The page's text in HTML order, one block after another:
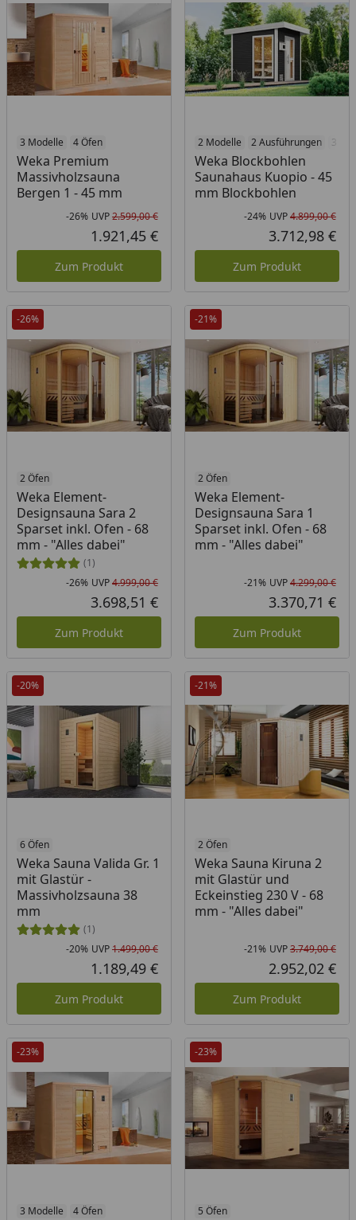
3 Modelle 4 Öfen
Weka Premium
Massivholzsauna
Bergen 1 - 45 mm
Rabatt in Prozent
-26%
Ursprünglicher Preis
UVP2.599,00 €
Aktueller Preis
1.921,45 €
Zum Produkt
2 Modelle 2 Ausführungen 3
Weka Blockbohlen
Saunahaus Kuopio - 45
mm Blockbohlen
-24% UVP4.899,00 €
3.712,98 €
Zum Produkt
-26%
2 Öfen
Weka Element-
Designsauna Sara 2
Sparset inkl. Ofen - 68
mm - "Alles dabei"
(1)
Rabatt in Prozent
-26%
Ursprünglicher Preis
UVP4.999,00 €
Aktueller Preis
3.698,51 €
Zum Produkt
-21%
2 Öfen
Weka Element-
Designsauna Sara 1
Sparset inkl. Ofen - 68
mm - "Alles dabei"
-21% UVP4.299,00 €
3.370,71 €
Zum Produkt
-20%
6 Öfen
Weka Sauna Valida Gr. 1
mit Glastür -
Massivholzsauna 38
mm
(1)
Rabatt in Prozent
-20%
Ursprünglicher Preis
UVP1.499,00 €
Aktueller Preis
1.189,49 €
Zum Produkt
-21%
2 Öfen
Weka Sauna Kiruna 2
mit Glastür und
Eckeinstieg 230 V - 68
mm - "Alles dabei"
-21% UVP3.749,00 €
2.952,02 €
Zum Produkt
-23%
3 Modelle 4 Öfen
-23%
5 Öfen